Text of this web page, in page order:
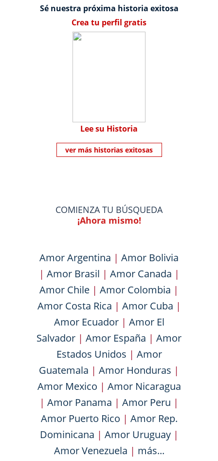
Sé nuestra próxima historia exitosa
Crea tu perfil gratis
Lee su Historia
ver más historias exitosas
COMIENZA TU BÚSQUEDA
¡Ahora mismo!
Amor Argentina | Amor Bolivia
| Amor Brasil | Amor Canada |
Amor Chile | Amor Colombia |
Amor Costa Rica | Amor Cuba |
Amor Ecuador| Amor El
Salvador | Amor España | Amor
Estados Unidos | Amor
Guatemala | Amor Honduras |
Amor Mexico | Amor Nicaragua
| Amor Panama | Amor Peru |
Amor Puerto Rico | Amor Rep.
Dominicana | Amor Uruguay|
Amor Venezuela | más...